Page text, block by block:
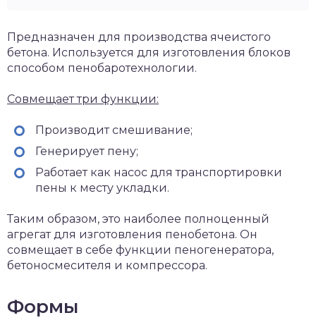
Предназначен для производства ячеистого
бетона. Используется для изготовления блоков
способом пенобаротехнологии.
Совмещает три функции:
Производит смешивание;
Генерирует пену;
Работает как насос для транспортировки
пены к месту укладки.
Таким образом, это наиболее полноценный
агрегат для изготовления пенобетона. Он
совмещает в себе функции пеногенератора,
бетоносмесителя и компрессора.
Формы